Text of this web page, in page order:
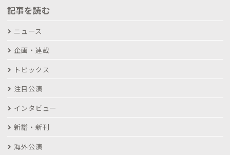
記事を読む
ニュース
企画・連載
トピックス
注目公演
インタビュー
新譜・新刊
海外公演